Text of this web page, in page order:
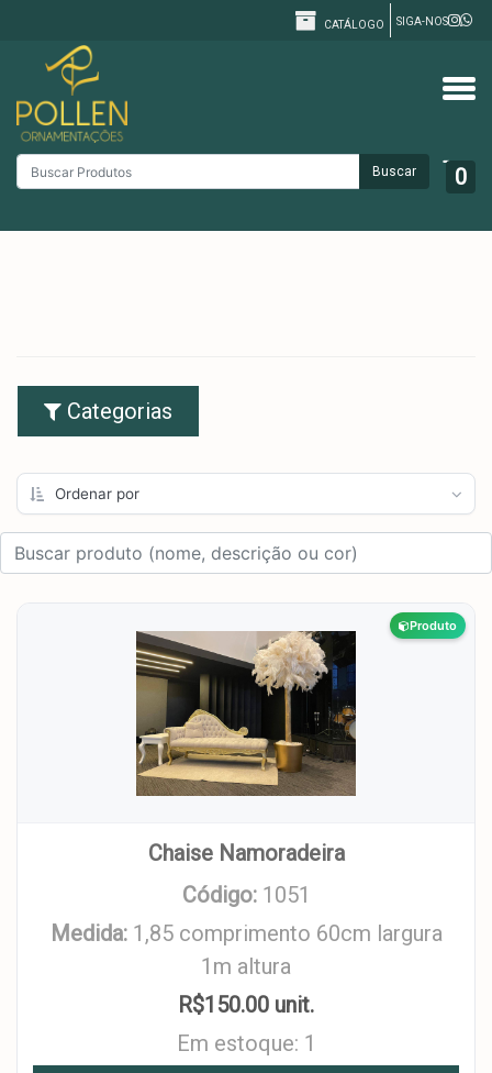
CATÁLOGO SIGA-NOS
Buscar 0
Categorias
Produto
Chaise Namoradeira
Código: 1051
Medida: 1,85 comprimento 60cm largura
1m altura
R$150.00 unit.
Em estoque: 1